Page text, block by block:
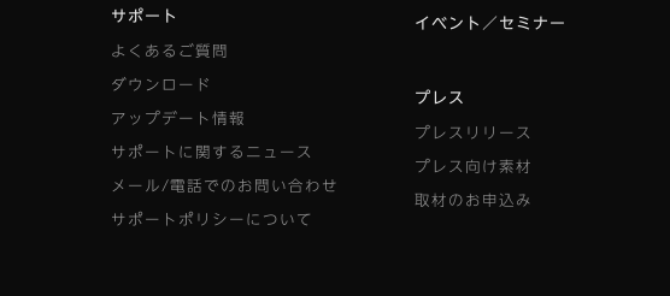
サポート
よくあるご質問
ダウンロード
アップデート情報
サポートに関するニュース
メール/電話でのお問い合わせ
サポートポリシーについて
イベント／セミナー
プレス
プレスリリース
プレス向け素材
取材のお申込み